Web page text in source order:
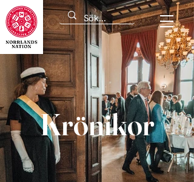
Krönikor